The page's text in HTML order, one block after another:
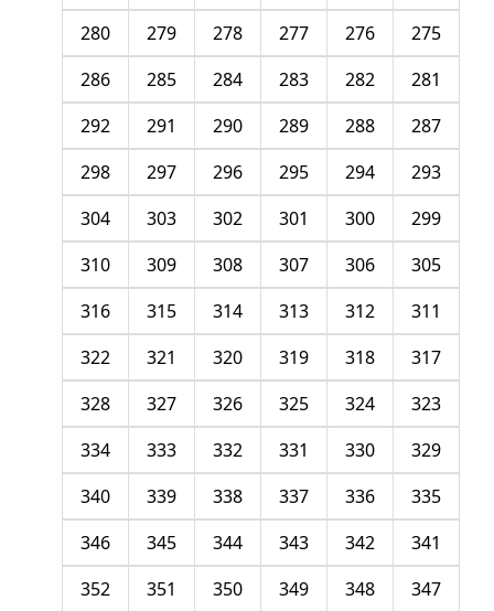
275
276
277
278
279
280
281
282
283
284
285
286
287
288
289
290
291
292
293
294
295
296
297
298
299
300
301
302
303
304
305
306
307
308
309
310
311
312
313
314
315
316
317
318
319
320
321
322
323
324
325
326
327
328
329
330
331
332
333
334
335
336
337
338
339
340
341
342
343
344
345
346
347
348
349
350
351
352